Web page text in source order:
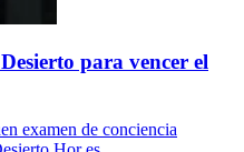
para vencer el
examen de conciencia